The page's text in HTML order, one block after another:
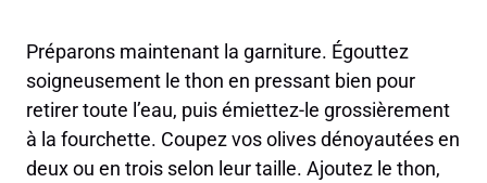
Préparons maintenant la garniture. Égouttez
soigneusement le thon en pressant bien pour
retirer toute l’eau, puis émiettez-le grossièrement
à la fourchette. Coupez vos olives dénoyautées en
deux ou en trois selon leur taille. Ajoutez le thon,